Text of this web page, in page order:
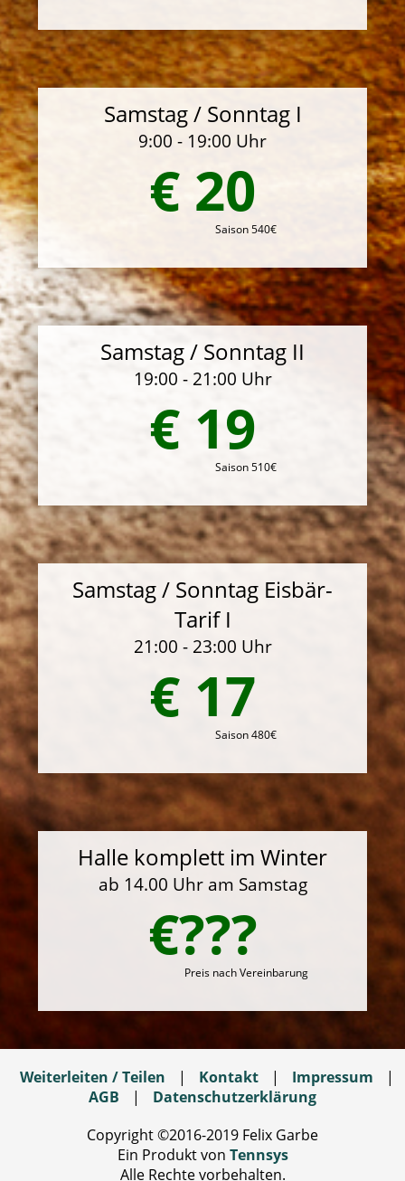
Samstag / Sonntag I
9:00 - 19:00 Uhr
€ 20
Saison 540€
Samstag / Sonntag II
19:00 - 21:00 Uhr
€ 19
Saison 510€
Samstag / Sonntag Eisbär-
Tarif I
21:00 - 23:00 Uhr
€ 17
Saison 480€
Halle komplett im Winter
ab 14.00 Uhr am Samstag
€???
Preis nach Vereinbarung
Weiterleiten / Teilen | Kontakt | Impressum
|
AGB
|
Datenschutzerklärung
Copyright ©2016-2019 Felix Garbe
Ein Produkt von Tennsys
Alle Rechte vorbehalten.